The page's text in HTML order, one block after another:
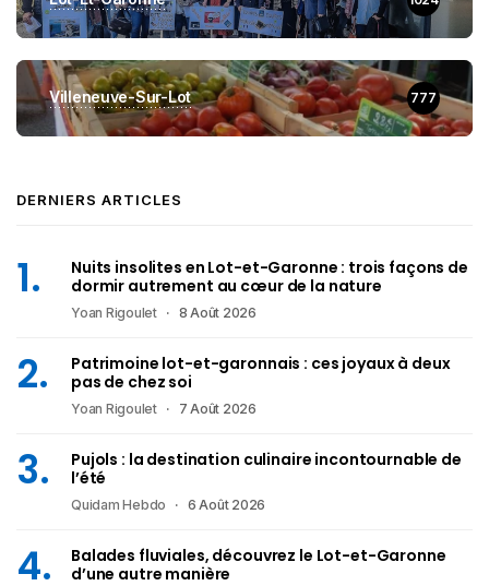
Villeneuve-Sur-Lot 777
DERNIERS ARTICLES
Nuits insolites en Lot-et-Garonne : trois façons de
dormir autrement au cœur de la nature
Yoan Rigoulet 8 Août 2026
Patrimoine lot-et-garonnais : ces joyaux à deux
pas de chez soi
Yoan Rigoulet 7 Août 2026
Pujols : la destination culinaire incontournable de
l’été
Quidam Hebdo 6 Août 2026
Balades fluviales, découvrez le Lot-et-Garonne
d’une autre manière